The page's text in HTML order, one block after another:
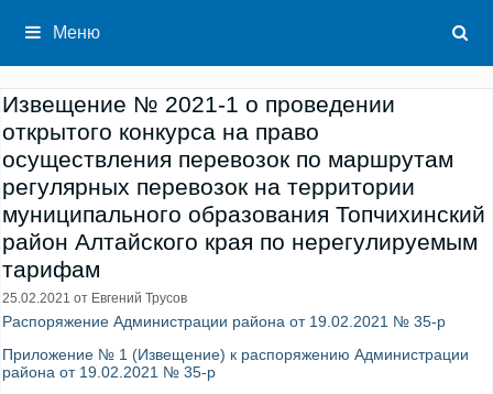
содержимому
Меню
Извещение № 2021-1 о проведении
открытого конкурса на право
осуществления перевозок по маршрутам
регулярных перевозок на территории
муниципального образования Топчихинский
район Алтайского края по нерегулируемым
тарифам
25.02.2021 от Евгений Трусов
Распоряжение Администрации района от 19.02.2021 № 35-р
Приложение № 1 (Извещение) к распоряжению Администрации
района от 19.02.2021 № 35-р